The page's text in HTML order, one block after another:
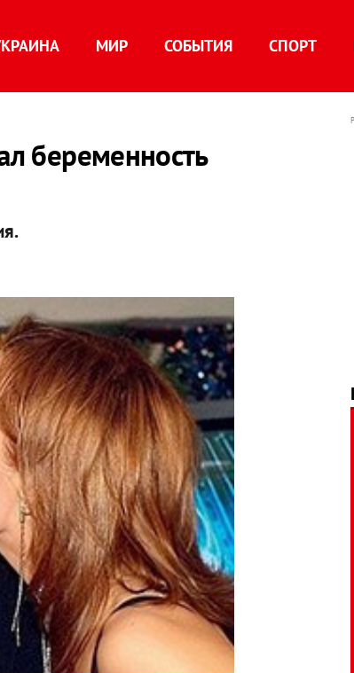
МИР СОБЫТИЯ СПОРТ
беременность